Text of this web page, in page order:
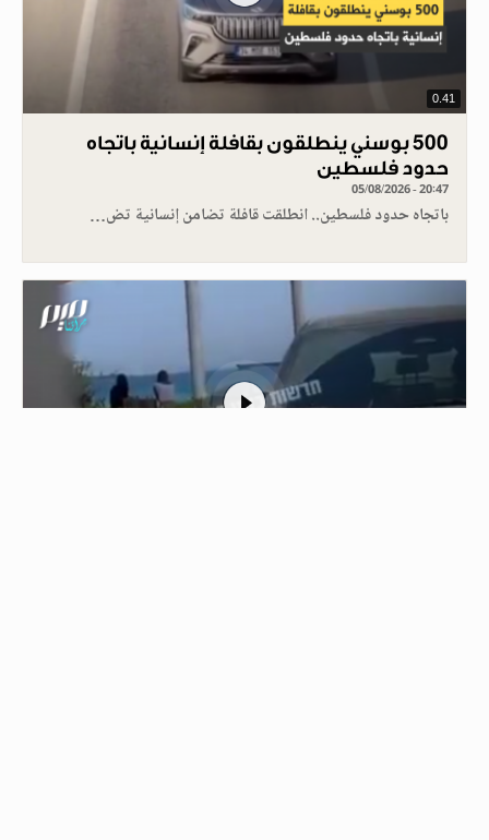
0.41
500 بوسني ينطلقون بقافلة إنسانية باتجاه
حدود فلسطين
05/08/2026 - 20:47
باتجاه حدود فلسطين.. انطلقت قافلة تضامن إنسانية تض…